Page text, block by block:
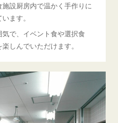
設厨房内で温かく手作りに
ます。
で、イベント食や選択食
しんでいただけます。